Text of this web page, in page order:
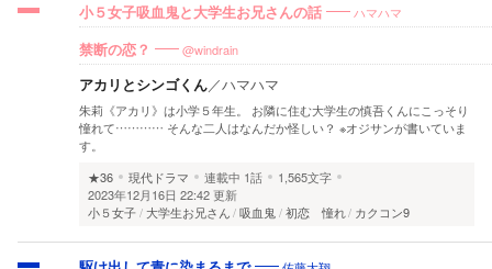
小５女子吸血鬼と大学生お兄さんの話 ハマハマ
禁断の恋？ @windrain
アカリとシンゴくん／ハマハマ
朱莉《アカリ》は小学５年生。 お隣に住む大学生の慎吾くんにこっそり
憧れて………… そんな二人はなんだか怪しい？ ※オジサンが書いていま
す。
★36
現代ドラマ 連載中 1話
1,565文字
2023年12月16日 22:42 更新
小５女子 大学生お兄さん 吸血鬼 初恋 憧れ カクコン9